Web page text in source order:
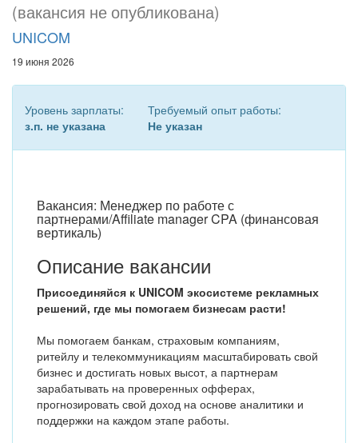
(вакансия не опубликована)
UNICOM
19 июня 2026
Уровень зарплаты:
з.п. не указана
Требуемый опыт работы:
Не указан
Вакансия: Менеджер по работе с
партнерами/Affiliate manager CPA (финансовая
вертикаль)
Описание вакансии
Присоединяйся к UNICOM экосистеме рекламных
решений, где мы помогаем бизнесам расти!
Мы помогаем банкам, страховым компаниям,
ритейлу и телекоммуникациям масштабировать свой
бизнес и достигать новых высот, а партнерам
зарабатывать на проверенных офферах,
прогнозировать свой доход на основе аналитики и
поддержки на каждом этапе работы.